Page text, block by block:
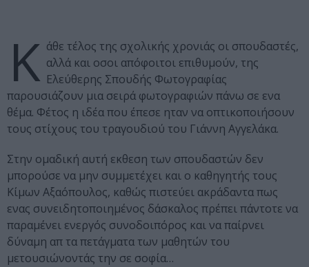
Κ άθε τέλος της σχολικής χρονιάς οι σπουδαστές,
αλλά και οσοι απόφοιτοι επιθυμούν, της
Ελεύθερης Σπουδής Φωτογραφίας
παρουσιάζουν μια σειρά φωτογραφιών πάνω σε ενα
θέμα. Φέτος η ιδέα που έπεσε ηταν να οπτικοποιήσουν
τους στίχους του τραγουδιού του Γιάννη Αγγελάκα.
Στην ομαδική αυτή εκθεση των σπουδαστών δεν
μπορούσε να μην συμμετέχει και ο καθηγητής τους
Kίμων Aξαόπουλος, καθώς πιστεύει ακράδαντα πως
ενας συνειδητοποιημένος δάσκαλος πρέπει πάντοτε να
παραμένει ενεργός συνοδοιπόρος και να παίρνει
δύναμη απ τα πετάγματα των μαθητών του
μετουσιώνοντάς την σε σοφία…